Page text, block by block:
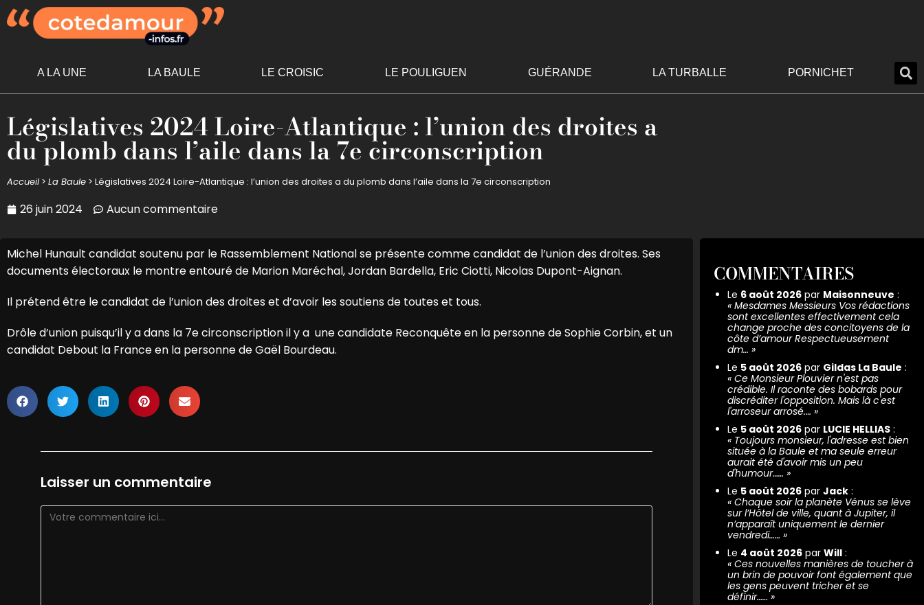
A LA UNE LA BAULE LE CROISIC LE POULIGUEN GUÉRANDE LA TURBALLE PORNICHET
Législatives 2024 Loire-Atlantique : l’union des droites a
du plomb dans l’aile dans la 7e circonscription
Accueil> La Baule > Législatives 2024 Loire-Atlantique : l’union des droites a du plomb dans l’aile dans la 7e circonscription
26 juin 2024 Aucun commentaire
Michel Hunault candidat soutenu par le Rassemblement National se présente comme candidat de l’union des droites. Ses
documents électoraux le montre entouré de Marion Maréchal, Jordan Bardella, Eric Ciotti, Nicolas Dupont-Aignan.
Il prétend être le candidat de l’union des droites et d’avoir les soutiens de toutes et tous.
Drôle d’union puisqu’il y a dans la 7e circonscription il y a une candidate Reconquête en la personne de Sophie Corbin, et un
candidat Debout la France en la personne de Gaël Bourdeau.
Laisser un commentaire
COMMENTAIRES
Le 6 août 2026 par Maisonneuve :
« Mesdames Messieurs Vos rédactions
sont excellentes effectivement cela
change proche des concitoyens de la
côte d’amour Respectueusement
dm… »
Le 5 août 2026 par Gildas La Baule :
« Ce Monsieur Plouvier n'est pas
crédible. Il raconte des bobards pour
discréditer l'opposition. Mais là c'est
l'arroseur arrosé.… »
Le 5 août 2026 par LUCIE HELLIAS :
« Toujours monsieur, l'adresse est bien
située à la Baule et ma seule erreur
aurait été d'avoir mis un peu
d'humour…… »
Le 5 août 2026 par Jack :
« Chaque soir la planète Vénus se lève
sur l’Hôtel de ville, quant à Jupiter, il
n’apparaît uniquement le dernier
vendredi…… »
Le 4 août 2026 par Will :
« Ces nouvelles manières de toucher à
un brin de pouvoir font également que
les gens peuvent tricher et se
définir…… »